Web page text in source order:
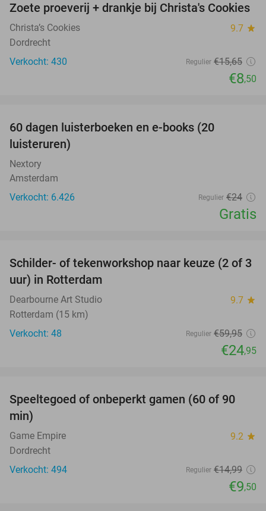
46%
Zoete proeverij + drankje bij Christa's Cookies
Christa’s Cookies 9.7 star
Dordrecht
Verkocht: 430
Regulier €15,65
€8,50
60 dagen luisterboeken en e-books (20
luisteruren)
Nextory
Amsterdam
Verkocht: 6.426
Regulier €24
Gratis
58%
Schilder- of tekenworkshop naar keuze (2 of 3
uur) in Rotterdam
Dearbourne Art Studio 9.7 star
Rotterdam (15 km)
Verkocht: 48
Regulier €59,95
€24,95
37%
Speeltegoed of onbeperkt gamen (60 of 90
min)
Game Empire 9.2 star
Dordrecht
Verkocht: 494
Regulier €14,99
€9,50